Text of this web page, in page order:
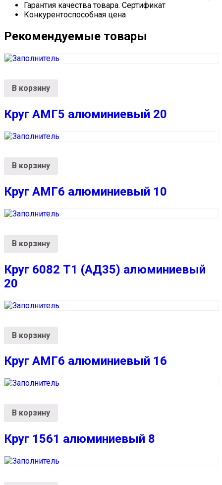
Гарантия качества товара. Сертификат
Конкурентоспособная цена
Рекомендуемые товары
В корзину
Круг АМГ5 алюминиевый 20
В корзину
Круг АМГ6 алюминиевый 10
В корзину
Круг 6082 Т1 (АД35) алюминиевый
20
В корзину
Круг АМГ6 алюминиевый 16
В корзину
Круг 1561 алюминиевый 8